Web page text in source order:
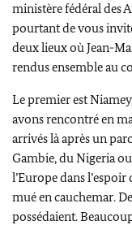
ministère fédéral des
pourtant de vous
deux lieux où Jean-
rendus ensemble au
Le premier est
avons rencontré en
arrivés là après un
Gambie, du Nigeria
l’Europe dans l’espoir
mué en cauchemar.
possédaient.